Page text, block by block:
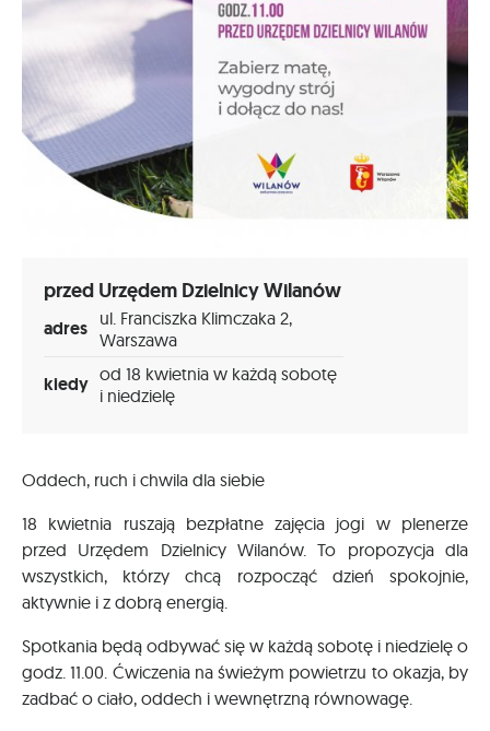
przed Urzędem Dzielnicy Wilanów
adres ul. Franciszka Klimczaka 2,
Warszawa
kiedy od 18 kwietnia w każdą sobotę
i niedzielę
Oddech, ruch i chwila dla siebie
18 kwietnia ruszają bezpłatne zajęcia jogi w plenerze
przed Urzędem Dzielnicy Wilanów. To propozycja dla
wszystkich, którzy chcą rozpocząć dzień spokojnie,
aktywnie i z dobrą energią.
Spotkania będą odbywać się w każdą sobotę i niedzielę o
godz. 11.00. Ćwiczenia na świeżym powietrzu to okazja, by
zadbać o ciało, oddech i wewnętrzną równowagę.